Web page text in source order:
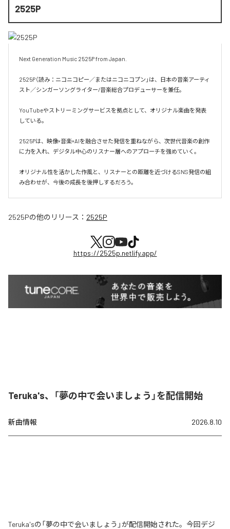
2525P
Next Generation Music 2525P from Japan.
2525P（読み：ニコニコピー／またはニコニコプン」は、日本の音楽アーティ
スト／シンガーソングライター/音楽総合プロデューサーを兼任。
YouTubeやストリーミングサービスを拠点として、オリジナル楽曲を発表
している。
2525Pは、映像×音楽×AIを融合させた発信を重ねながら、次世代音楽の創作
に力を入れ、デジタル中心のリスナー層へのアプローチを強めていく。
オリジナル性を活かした作風と、リスナーとの距離を近づけるSNS発信の組
み合わせが、今後の成長を後押しするだろう。
2525Pの他のリリース： 2525P
https://2525p.netlify.app/
Teruka's、「夢の中で会いましょう」を配信開始
新曲情報 2026.8.10
Teruka'sの「夢の中で会いましょう」が配信開始された。今回デジ